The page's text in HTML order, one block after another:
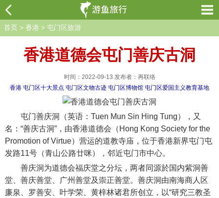
首页 > 香港 > 屯门区旅游
香港道德会屯门善庆古洞
时间：2022-09-13 发布者：再联络
香港 屯门区十大景点 屯门区文物古迹 屯门区博物馆 屯门区爱国主义教育基地
屯门善庆洞（英语：Tuen Mun Sin Hing Tung），又
名：“善庆古洞”，由香港道德会（Hong Kong Society for the
Promotion of Virtue）营运的道教寺庙，位于香港新界屯门屯
发路11号（青山公路廿咪），邻近屯门市中心。
善庆洞为道德会福庆堂之分坛，两者同源於国内紫洞善
堂、善庆善堂、广州善堂及崇正善堂。善庆洞由南海商人区
廉泉、罗善安、叶学荣、黄梓林诸君所创立，以“研究三教圣